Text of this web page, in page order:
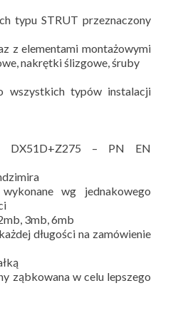
typu STRUT przeznaczony
z elementami montażowymi
nakrętki ślizgowe, śruby
wszystkich typów instalacji
DX51D+Z275 – PN EN
wg jednakowego
3mb, 6mb
długości na zamówienie
ząbkowana w celu lepszego